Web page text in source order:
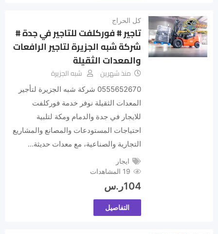
كل الحراج
تاجير # فوركلفت للتاجير في جدة #
شركة شبه الجزيرة لتاجير الرافعات
والمعدات الثقيلة
منذ شهرين شبه الجزيرة
0555652670 شركة شبه الجزيرة لتأجير
المعدات الثقيلة نوفر خدمة فوركلفت
للايجار في جدة والدمام ومكة لتلبية
احتياجات المستودعات والمصانع والمشاريع
التجارية والصناعية، مع معدات حديثة…
ايجار
19 المشاهدات
104ر.س
التفاصيل